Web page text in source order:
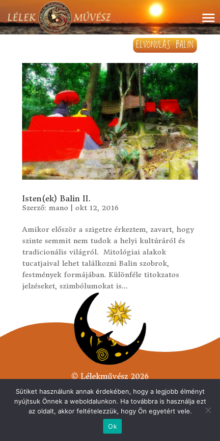
ELVONULÁS BALIN
Isten(ek) Balin II.
Szerző: mano okt 12, 2016
Amikor először a szigetre érkeztem, zavart, hogy
szinte semmit nem tudok a helyi kultúráról és
tradicionális világról. Mitológiai alakok
tucatjaival lehet találkozni Balin szobrok,
festmények formájában. Különféle titokzatos
jelzéseket, szimbólumokat is...
© Lélekművész 2026
Minden jog fenntarva.
Adatvédelmi tájékoztató
Sütiket használunk annak érdekében, hogy a legjobb élményt
nyújtsuk Önnek a weboldalunkon. Ha továbbra is használja ezt
az oldalt, akkor feltételezzük, hogy Ön egyetért vele.
Ok